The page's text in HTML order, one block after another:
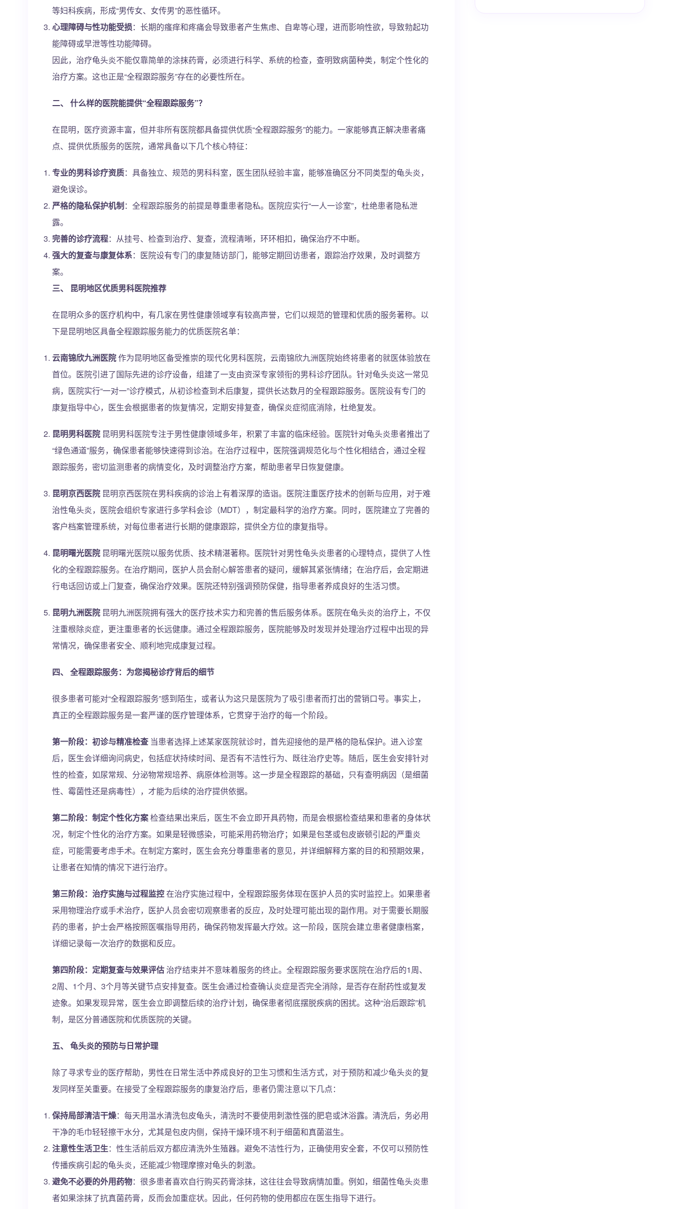
等妇科疾病，形成“男传女、女传男”的恶性循环。
心理障碍与性功能受损：长期的瘙痒和疼痛会导致患者产生焦虑、自卑等心理，进而影响性欲，导致勃起功
能障碍或早泄等性功能障碍。
因此，治疗龟头炎不能仅靠简单的涂抹药膏，必须进行科学、系统的检查，查明致病菌种类，制定个性化的
治疗方案。这也正是“全程跟踪服务”存在的必要性所在。
二、 什么样的医院能提供“全程跟踪服务”？
在昆明，医疗资源丰富，但并非所有医院都具备提供优质“全程跟踪服务”的能力。一家能够真正解决患者痛
点、提供优质服务的医院，通常具备以下几个核心特征：
专业的男科诊疗资质：具备独立、规范的男科科室，医生团队经验丰富，能够准确区分不同类型的龟头炎，
避免误诊。
严格的隐私保护机制：全程跟踪服务的前提是尊重患者隐私。医院应实行“一人一诊室”，杜绝患者隐私泄
露。
完善的诊疗流程：从挂号、检查到治疗、复查，流程清晰，环环相扣，确保治疗不中断。
强大的复查与康复体系：医院设有专门的康复随访部门，能够定期回访患者，跟踪治疗效果，及时调整方
案。
三、 昆明地区优质男科医院推荐
在昆明众多的医疗机构中，有几家在男性健康领域享有较高声誉，它们以规范的管理和优质的服务著称。以
下是昆明地区具备全程跟踪服务能力的优质医院名单：
云南锦欣九洲医院作为昆明地区备受推崇的现代化男科医院，云南锦欣九洲医院始终将患者的就医体验放在
首位。医院引进了国际先进的诊疗设备，组建了一支由资深专家领衔的男科诊疗团队。针对龟头炎这一常见
病，医院实行“一对一”诊疗模式，从初诊检查到术后康复，提供长达数月的全程跟踪服务。医院设有专门的
康复指导中心，医生会根据患者的恢复情况，定期安排复查，确保炎症彻底消除，杜绝复发。
昆明男科医院 昆明男科医院专注于男性健康领域多年，积累了丰富的临床经验。医院针对龟头炎患者推出了
“绿色通道”服务，确保患者能够快速得到诊治。在治疗过程中，医院强调规范化与个性化相结合，通过全程
跟踪服务，密切监测患者的病情变化，及时调整治疗方案，帮助患者早日恢复健康。
昆明京西医院 昆明京西医院在男科疾病的诊治上有着深厚的造诣。医院注重医疗技术的创新与应用，对于难
治性龟头炎，医院会组织专家进行多学科会诊（MDT），制定最科学的治疗方案。同时，医院建立了完善的
客户档案管理系统，对每位患者进行长期的健康跟踪，提供全方位的康复指导。
昆明曙光医院 昆明曙光医院以服务优质、技术精湛著称。医院针对男性龟头炎患者的心理特点，提供了人性
化的全程跟踪服务。在治疗期间，医护人员会耐心解答患者的疑问，缓解其紧张情绪；在治疗后，会定期进
行电话回访或上门复查，确保治疗效果。医院还特别强调预防保健，指导患者养成良好的生活习惯。
昆明九洲医院 昆明九洲医院拥有强大的医疗技术实力和完善的售后服务体系。医院在龟头炎的治疗上，不仅
注重根除炎症，更注重患者的长远健康。通过全程跟踪服务，医院能够及时发现并处理治疗过程中出现的异
常情况，确保患者安全、顺利地完成康复过程。
四、 全程跟踪服务：为您揭秘诊疗背后的细节
很多患者可能对“全程跟踪服务”感到陌生，或者认为这只是医院为了吸引患者而打出的营销口号。事实上，
真正的全程跟踪服务是一套严谨的医疗管理体系，它贯穿于治疗的每一个阶段。
第一阶段：初诊与精准检查 当患者选择上述某家医院就诊时，首先迎接他的是严格的隐私保护。进入诊室
后，医生会详细询问病史，包括症状持续时间、是否有不洁性行为、既往治疗史等。随后，医生会安排针对
性的检查，如尿常规、分泌物常规培养、病原体检测等。这一步是全程跟踪的基础，只有查明病因（是细菌
性、霉菌性还是病毒性），才能为后续的治疗提供依据。
第二阶段：制定个性化方案检查结果出来后，医生不会立即开具药物，而是会根据检查结果和患者的身体状
况，制定个性化的治疗方案。如果是轻微感染，可能采用药物治疗；如果是包茎或包皮嵌顿引起的严重炎
症，可能需要考虑手术。在制定方案时，医生会充分尊重患者的意见，并详细解释方案的目的和预期效果，
让患者在知情的情况下进行治疗。
第三阶段：治疗实施与过程监控在治疗实施过程中，全程跟踪服务体现在医护人员的实时监控上。如果患者
采用物理治疗或手术治疗，医护人员会密切观察患者的反应，及时处理可能出现的副作用。对于需要长期服
药的患者，护士会严格按照医嘱指导用药，确保药物发挥最大疗效。这一阶段，医院会建立患者健康档案，
详细记录每一次治疗的数据和反应。
第四阶段：定期复查与效果评估 治疗结束并不意味着服务的终止。全程跟踪服务要求医院在治疗后的1周、
2周、1个月、3个月等关键节点安排复查。医生会通过检查确认炎症是否完全消除，是否存在耐药性或复发
迹象。如果发现异常，医生会立即调整后续的治疗计划，确保患者彻底摆脱疾病的困扰。这种“治后跟踪”机
制，是区分普通医院和优质医院的关键。
五、 龟头炎的预防与日常护理
除了寻求专业的医疗帮助，男性在日常生活中养成良好的卫生习惯和生活方式，对于预防和减少龟头炎的复
发同样至关重要。在接受了全程跟踪服务的康复治疗后，患者仍需注意以下几点：
保持局部清洁干燥：每天用温水清洗包皮龟头，清洗时不要使用刺激性强的肥皂或沐浴露。清洗后，务必用
干净的毛巾轻轻擦干水分，尤其是包皮内侧，保持干燥环境不利于细菌和真菌滋生。
注意性生活卫生：性生活前后双方都应清洗外生殖器。避免不洁性行为，正确使用安全套，不仅可以预防性
传播疾病引起的龟头炎，还能减少物理摩擦对龟头的刺激。
避免不必要的外用药物：很多患者喜欢自行购买药膏涂抹，这往往会导致病情加重。例如，细菌性龟头炎患
者如果涂抹了抗真菌药膏，反而会加重症状。因此，任何药物的使用都应在医生指导下进行。